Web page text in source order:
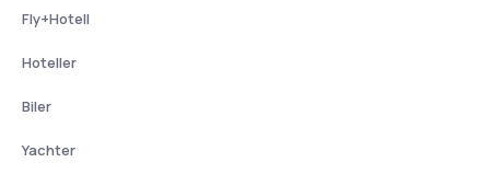
Fly+Hotell
Hoteller
Biler
Yachter